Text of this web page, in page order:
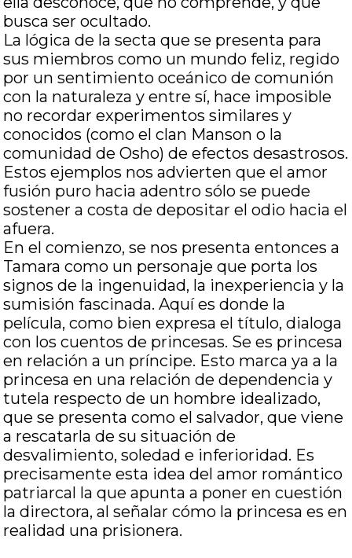
busca ser ocultado.
La lógica de la secta que se presenta para
sus miembros como un mundo feliz, regido
por un sentimiento oceánico de comunión
con la naturaleza y entre sí, hace imposible
no recordar experimentos similares y
conocidos (como el clan Manson o la
comunidad de Osho) de efectos desastrosos.
Estos ejemplos nos advierten que el amor
fusión puro hacia adentro sólo se puede
sostener a costa de depositar el odio hacia el
afuera.
En el comienzo, se nos presenta entonces a
Tamara como un personaje que porta los
signos de la ingenuidad, la inexperiencia y la
sumisión fascinada. Aquí es donde la
película, como bien expresa el título, dialoga
con los cuentos de princesas. Se es princesa
en relación a un príncipe. Esto marca ya a la
princesa en una relación de dependencia y
tutela respecto de un hombre idealizado,
que se presenta como el salvador, que viene
a rescatarla de su situación de
desvalimiento, soledad e inferioridad. Es
precisamente esta idea del amor romántico
patriarcal la que apunta a poner en cuestión
la directora, al señalar cómo la princesa es en
realidad una prisionera.